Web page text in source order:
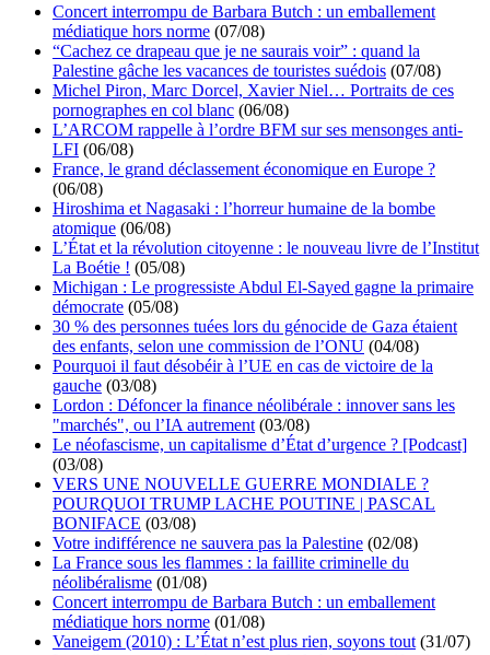
Concert interrompu de Barbara Butch : un emballement
médiatique hors norme (07/08)
“Cachez ce drapeau que je ne saurais voir” : quand la
Palestine gâche les vacances de touristes suédois (07/08)
Michel Piron, Marc Dorcel, Xavier Niel… Portraits de ces
pornographes en col blanc (06/08)
L’ARCOM rappelle à l’ordre BFM sur ses mensonges anti-
LFI (06/08)
France, le grand déclassement économique en Europe ?
(06/08)
Hiroshima et Nagasaki : l’horreur humaine de la bombe
atomique (06/08)
L’État et la révolution citoyenne : le nouveau livre de l’Institut
La Boétie ! (05/08)
Michigan : Le progressiste Abdul El-Sayed gagne la primaire
démocrate (05/08)
30 % des personnes tuées lors du génocide de Gaza étaient
des enfants, selon une commission de l’ONU (04/08)
Pourquoi il faut désobéir à l’UE en cas de victoire de la
gauche (03/08)
Lordon : Défoncer la finance néolibérale : innover sans les
"marchés", ou l’IA autrement (03/08)
Le néofascisme, un capitalisme d’État d’urgence ? [Podcast]
(03/08)
VERS UNE NOUVELLE GUERRE MONDIALE ?
POURQUOI TRUMP LACHE POUTINE | PASCAL
BONIFACE (03/08)
Votre indifférence ne sauvera pas la Palestine (02/08)
La France sous les flammes : la faillite criminelle du
néolibéralisme (01/08)
Concert interrompu de Barbara Butch : un emballement
médiatique hors norme (01/08)
Vaneigem (2010) : L’État n’est plus rien, soyons tout (31/07)